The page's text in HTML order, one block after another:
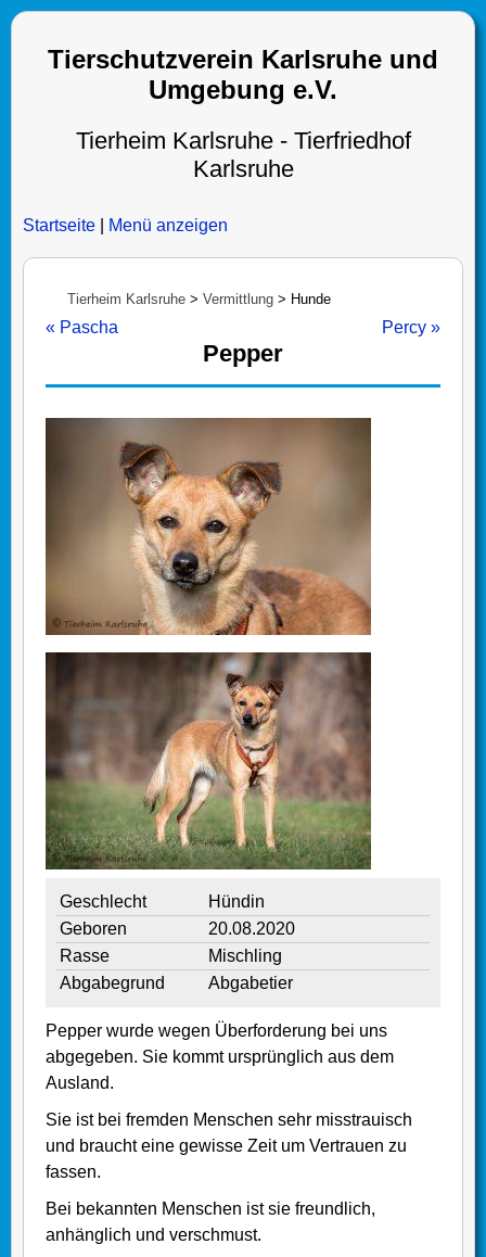
Tierschutzverein Karlsruhe und
Umgebung e.V.
Tierheim Karlsruhe - Tierfriedhof
Karlsruhe
Startseite Menü anzeigen
Tierheim Karlsruhe > Vermittlung > Hunde
« Pascha Percy »
Pepper
Geschlecht
Hündin
Geboren
20.08.2020
Rasse
Mischling
Abgabegrund
Abgabetier
Pepper wurde wegen Überforderung bei uns
abgegeben. Sie kommt ursprünglich aus dem
Ausland.
Sie ist bei fremden Menschen sehr misstrauisch
und braucht eine gewisse Zeit um Vertrauen zu
fassen.
Bei bekannten Menschen ist sie freundlich,
anhänglich und verschmust.